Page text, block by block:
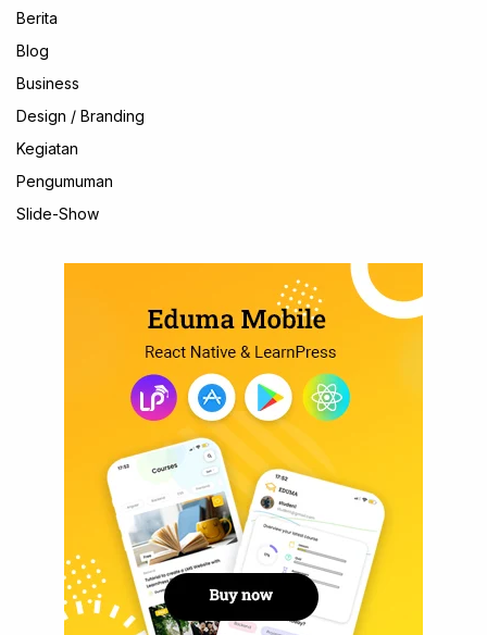
Berita
Blog
Business
Design / Branding
Kegiatan
Pengumuman
Slide-Show